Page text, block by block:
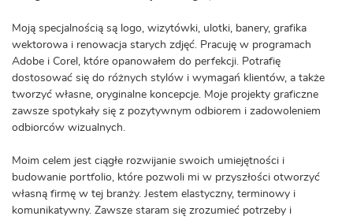
Moją specjalnością są logo, wizytówki, ulotki, banery, grafika
wektorowa i renowacja starych zdjęć. Pracuję w programach
Adobe i Corel, które opanowałem do perfekcji. Potrafię
dostosować się do różnych stylów i wymagań klientów, a także
tworzyć własne, oryginalne koncepcje. Moje projekty graficzne
zawsze spotykały się z pozytywnym odbiorem i zadowoleniem
odbiorców wizualnych.
Moim celem jest ciągłe rozwijanie swoich umiejętności i
budowanie portfolio, które pozwoli mi w przyszłości otworzyć
własną firmę w tej branży. Jestem elastyczny, terminowy i
komunikatywny. Zawsze staram się zrozumieć potrzeby i